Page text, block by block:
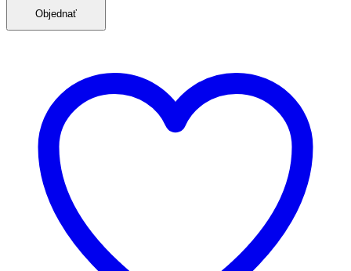
Objednať